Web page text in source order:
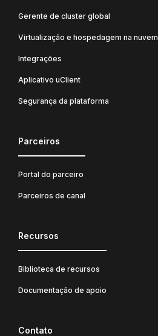
Gerente de cluster global
Virtualização e hospedagem na nuvem
Integrações
Aplicativo uClient
Segurança da plataforma
Parceiros
Portal do parceiro
Parceiros de canal
Recursos
Biblioteca de recursos
Documentação de apoio
Contato